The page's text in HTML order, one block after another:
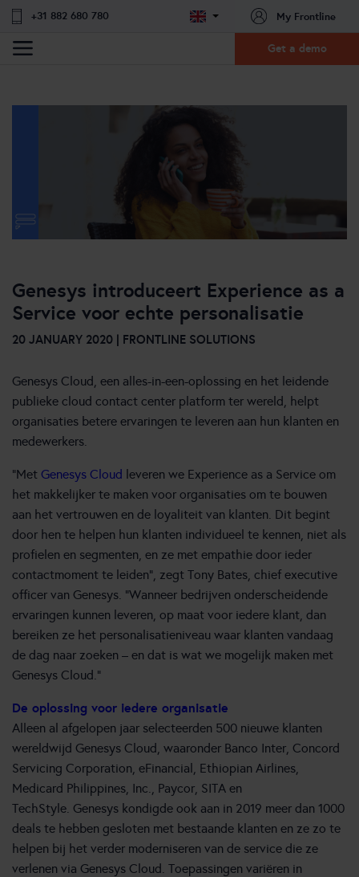
+31 882 680 780 My Frontline
Get a demo
Genesys introduceert Experience as a
Service voor echte personalisatie
20 JANUARY 2020 | FRONTLINE SOLUTIONS
Genesys Cloud, een alles-in-een-oplossing en het leidende
publieke cloud contact center platform ter wereld, helpt
organisaties betere ervaringen te leveren aan hun klanten en
medewerkers.
“Met Genesys Cloud leveren we Experience as a Service om
het makkelijker te maken voor organisaties om te bouwen
aan het vertrouwen en de loyaliteit van klanten. Dit begint
door hen te helpen hun klanten individueel te kennen, niet als
profielen en segmenten, en ze met empathie door ieder
contactmoment te leiden”, zegt Tony Bates, chief executive
officer van Genesys. “Wanneer bedrijven onderscheidende
ervaringen kunnen leveren, op maat voor iedere klant, dan
bereiken ze het personalisatieniveau waar klanten vandaag
de dag naar zoeken – en dat is wat we mogelijk maken met
Genesys Cloud.”
De oplossing voor iedere organisatie
Alleen al afgelopen jaar selecteerden 500 nieuwe klanten
wereldwijd Genesys Cloud, waaronder Banco Inter, Concord
Servicing Corporation, eFinancial, Ethiopian Airlines,
Medicard Philippines, Inc., Paycor, SITA en
TechStyle. Genesys kondigde ook aan in 2019 meer dan 1000
deals te hebben gesloten met bestaande klanten en ze zo te
helpen bij het verder moderniseren van de service die ze
verlenen via Genesys Cloud. Toepassingen variëren in